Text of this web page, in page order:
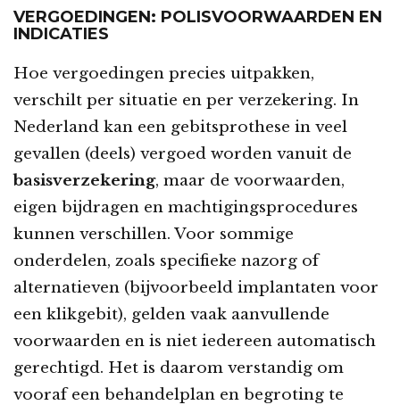
VERGOEDINGEN: POLISVOORWAARDEN EN
INDICATIES
Hoe vergoedingen precies uitpakken,
verschilt per situatie en per verzekering. In
Nederland kan een gebitsprothese in veel
gevallen (deels) vergoed worden vanuit de
basisverzekering, maar de voorwaarden,
eigen bijdragen en machtigingsprocedures
kunnen verschillen. Voor sommige
onderdelen, zoals specifieke nazorg of
alternatieven (bijvoorbeeld implantaten voor
een klikgebit), gelden vaak aanvullende
voorwaarden en is niet iedereen automatisch
gerechtigd. Het is daarom verstandig om
vooraf een behandelplan en begroting te